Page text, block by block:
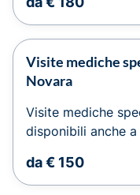
Visite mediche
Novara
Visite mediche
disponibili anche
da € 150